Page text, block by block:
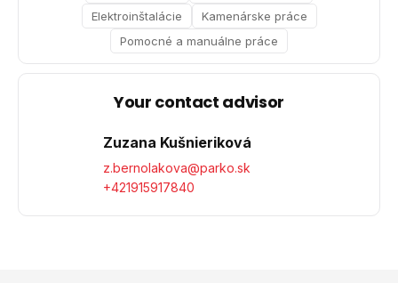
Elektroinštalácie
Kamenárske práce
Pomocné a manuálne práce
Your contact advisor
Zuzana Kušnieriková
z.bernolakova@parko.sk
+421915917840